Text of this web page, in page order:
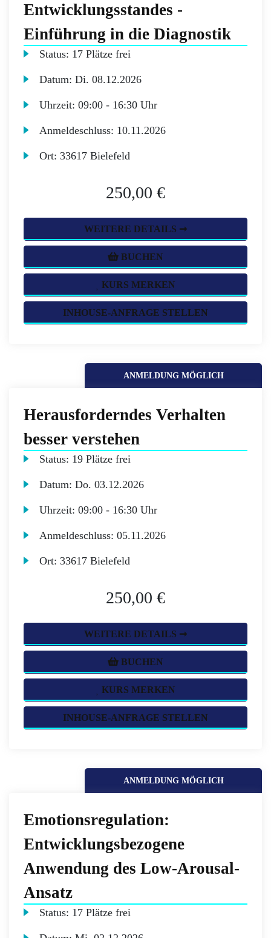
Entwicklungsstandes -
Einführung in die Diagnostik
Status: 17 Plätze frei
Datum:Di. 08.12.2026
Uhrzeit:09:00 - 16:30 Uhr
Anmeldeschluss: 10.11.2026
Ort:33617 Bielefeld
250,00 €
WEITERE DETAILS ➞
BUCHEN
KURS MERKEN
INHOUSE-ANFRAGE STELLEN
ANMELDUNG MÖGLICH
Herausforderndes Verhalten
besser verstehen
Status: 19 Plätze frei
Datum:Do. 03.12.2026
Uhrzeit:09:00 - 16:30 Uhr
Anmeldeschluss:05.11.2026
Ort:33617 Bielefeld
250,00 €
WEITERE DETAILS ➞
BUCHEN
KURS MERKEN
INHOUSE-ANFRAGE STELLEN
ANMELDUNG MÖGLICH
Emotionsregulation:
Entwicklungsbezogene
Anwendung des Low-Arousal-
Ansatz
Status: 17 Plätze frei